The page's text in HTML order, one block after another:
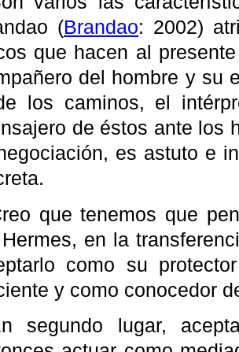
(Brandao: 2002)
que hacen al
del hombre y su
los caminos, el
de éstos ante los
es astuto e
que tenemos que
en la
como su
y como conocedor
segundo lugar,